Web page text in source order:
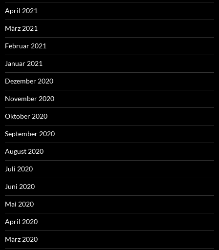
April 2021
März 2021
Februar 2021
Januar 2021
Dezember 2020
November 2020
Oktober 2020
September 2020
August 2020
Juli 2020
Juni 2020
Mai 2020
April 2020
März 2020